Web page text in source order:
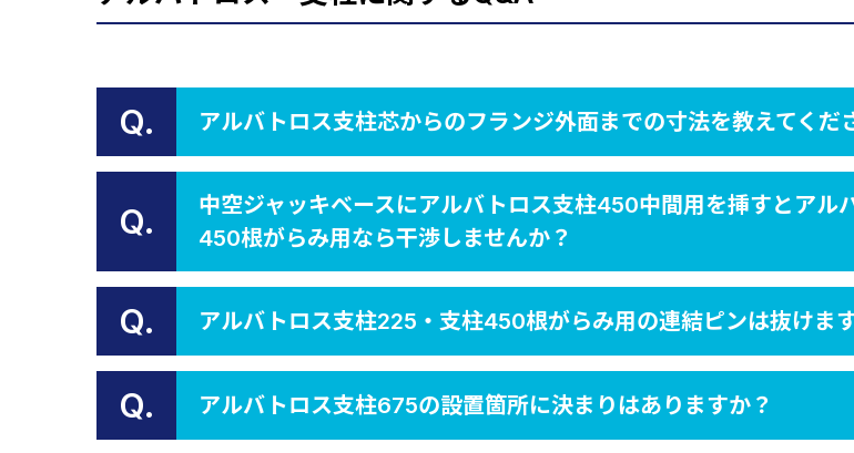
Q. アルバトロス支柱芯からのフランジ外面までの寸法を教えてくだ
Q.
中空ジャッキベースにアルバトロス支柱450中間用を挿すとアル
450根がらみ用なら干渉しませんか？
Q. アルバトロス支柱225・支柱450根がらみ用の連結ピンは抜けま
Q. アルバトロス支柱675の設置箇所に決まりはありますか？